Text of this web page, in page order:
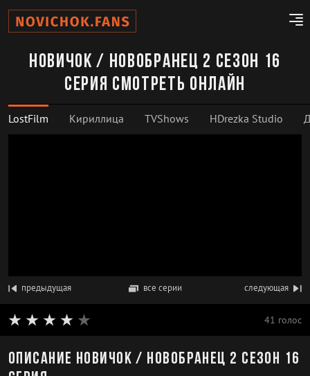
Новичок / Новобранец 2 сезон 16
серия смотреть онлайн
LostFilm Кириллица TVShows HDrezka Studio
предыдущая все серии следующая
41 голос
Описание Новичок / Новобранец 2 сезон 16